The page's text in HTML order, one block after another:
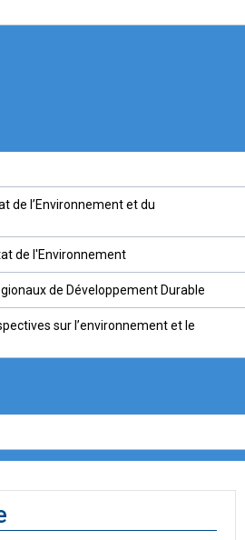
de l’Environnement et du
de l'Environnement
de Développement Durable
sur l’environnement et le